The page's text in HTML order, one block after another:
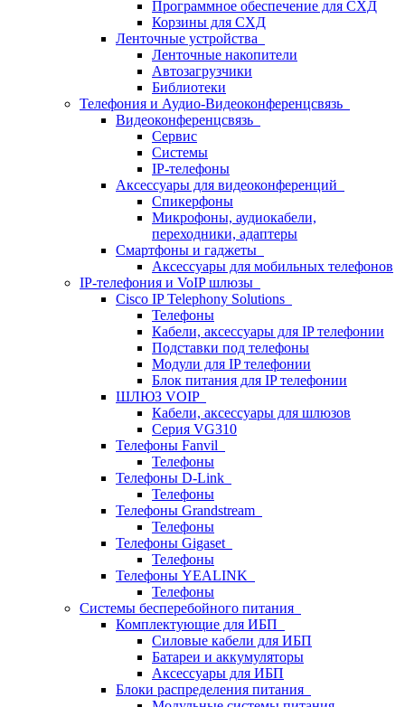
Программное обеспечение для СХД
Корзины для СХД
Ленточные устройства
Ленточные накопители
Автозагрузчики
Библиотеки
Телефония и Аудио-Видеоконференцсвязь
Видеоконференцсвязь
Сервис
Системы
IP-телефоны
Аксессуары для видеоконференций
Спикерфоны
Микрофоны, аудиокабели,
переходники, адаптеры
Смартфоны и гаджеты
Аксессуары для мобильных телефонов
IP-телефония и VoIP шлюзы
Cisco IP Telephony Solutions
Телефоны
Кабели, аксессуары для IP телефонии
Подставки под телефоны
Модули для IP телефонии
Блок питания для IP телефонии
ШЛЮЗ VOIP
Кабели, аксессуары для шлюзов
Серия VG310
Телефоны Fanvil
Телефоны
Телефоны D-Link
Телефоны
Телефоны Grandstream
Телефоны
Телефоны Gigaset
Телефоны
Телефоны YEALINK
Телефоны
Системы бесперебойного питания
Комплектующие для ИБП
Силовые кабели для ИБП
Батареи и аккумуляторы
Аксессуары для ИБП
Блоки распределения питания